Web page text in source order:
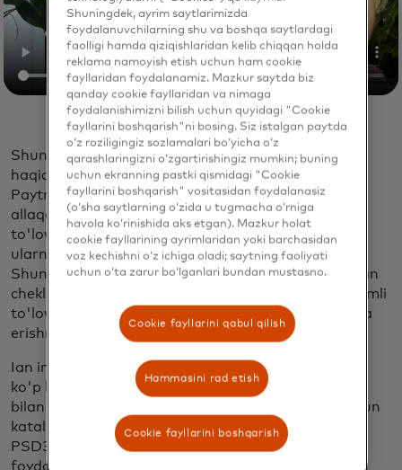
Shuningdek, u hamkorlikning dastlabki yutuqlari
haqida batafsil ma'lumot berdi: “Finlyandiyadagi
Paytrail bunga ajoyib misoldir. A2A to'lovlari
allaqachon yaxshi yo'lga qo'yilgan bozorda biz A2A
to'lovlaridagi ulushimizni saqlab qolish bilan birga,
ularni ko'paytirish orqali sezilarli o'sishni kuzatdik.
Shuningdek, biz ilgari banklar tomonidan o'rnatilgan
cheklovlar tufayli qiyin bo'lgan yuqori qiymatli raqamli
to'lovlarni amalga oshirishda ham katta yutuqlarga
erishmoqdamiz.
Ian intervyuni hamkorligimiz kelajagi uchun uni eng
ko'p hayajonga soladigan narsa haqida fikr yuritish
bilan yakunladi: “Tartibga solish innovatsiyalar uchun
katalizatordir. Biz takliflarimizni kengaytirish uchun
PSD3 va boshqa tartibga solish o'zgarishlaridan
foydalanishni intiqlik bilan kutmoqdamiz. Kelajak
Shuningdek, ayrim saytlarimizda
foydalanuvchilarning shu va boshqa saytlardagi
faolligi hamda qiziqishlaridan kelib chiqqan holda
reklama namoyish etish uchun ham cookie
fayllaridan foydalanamiz. Mazkur saytda biz
qanday cookie fayllaridan va nimaga
foydalanishimizni bilish uchun quyidagi "Cookie
fayllarini boshqarish"ni bosing. Siz istalgan paytda
o‘z roziligingiz sozlamalari bo‘yicha o‘z
qarashlaringizni o‘zgartirishingiz mumkin; buning
uchun ekranning pastki qismidagi "Cookie
fayllarini boshqarish" vositasidan foydalanasiz
(o‘sha saytlarning o‘zida u tugmacha o‘rniga
havola ko‘rinishida aks etgan). Mazkur holat
cookie fayllarining ayrimlaridan yoki barchasidan
voz kechishni o‘z ichiga oladi; saytning faoliyati
uchun o‘ta zarur bo‘lganlari bundan mustasno.
Cookie fayllarini qabul qilish
Hammasini rad etish
Cookie fayllarini boshqarish